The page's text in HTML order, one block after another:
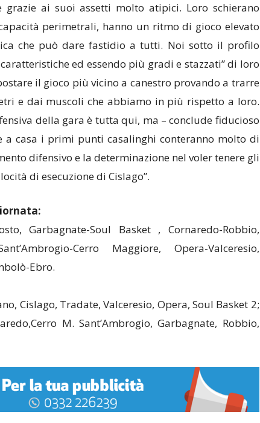
grazie ai suoi assetti molto atipici. Loro schierano
perimetrali, hanno un ritmo di gioco elevato
che può dare fastidio a tutti. Noi sotto il profilo
ed essendo più gradi e stazzati” di loro
il gioco più vicino a canestro provando a trarre
e dai muscoli che abbiamo in più rispetto a loro.
della gara è tutta qui, ma – conclude fiducioso
a casa i primi punti casalinghi conteranno molto di
difensivo e la determinazione nel voler tenere gli
di esecuzione di Cislago”.
Garbagnate-Soul Basket , Cornaredo-Robbio,
Cerro Maggiore, Opera-Valceresio,
Ebro.
Cislago, Tradate, Valceresio, Opera, Soul Basket 2;
M. Sant’Ambrogio, Garbagnate, Robbio,